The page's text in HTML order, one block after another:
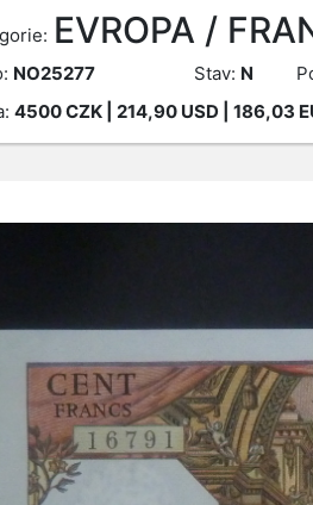
EVROPA /
NO25277 Stav: N
4500CZK| 214,90 USD | 186,03